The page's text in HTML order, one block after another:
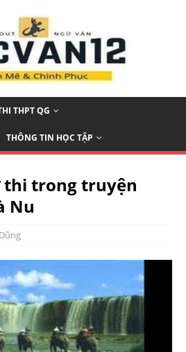
THPT QG
THÔNG TIN HỌC TẬP
thi trong truyện
Nu